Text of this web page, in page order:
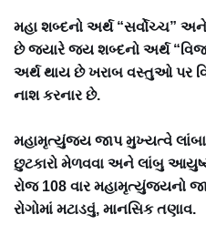
મહા શબ્દનો અર્થ “સર્વોચ્ચ”
છે જ્યારે જય શબ્દનો અર્થ
અર્થ થાય છે ખરાબ વસ્તુઓ પર
નાશ કરનાર છે.
મહામૃત્યુંજય જાપ મુખ્યત્વે લાંબા
છુટકારો મેળવવા અને લાંબુ
રોજ 108 વાર મહામૃત્યુંજયનો
રોગોમાં મટાડવું, માનસિક તણાવ.